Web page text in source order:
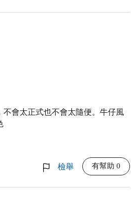
不會太正式也不會太隨便。牛仔風
檢舉 有幫助 0